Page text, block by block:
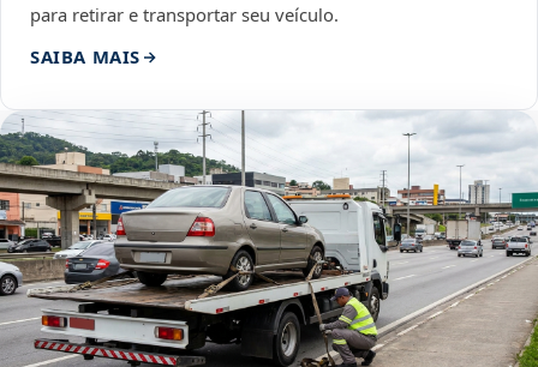
para retirar e transportar seu veículo.
SAIBA MAIS